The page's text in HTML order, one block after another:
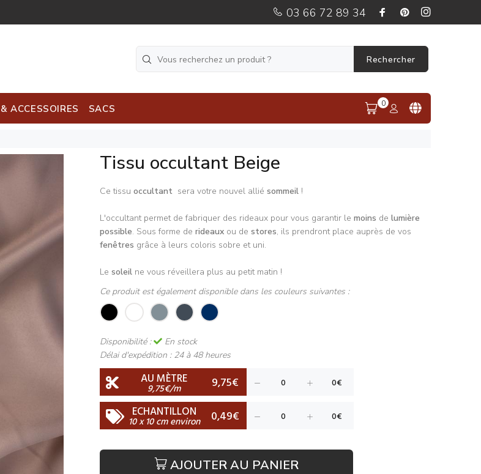
03 66 72 89 34
Rechercher
ACCESSOIRES SACS 0
Tissu occultant Beige
Ce tissu occultant sera votre nouvel allié sommeil !
L'occultant permet de fabriquer des rideaux pour vous garantir le moins de lumière
possible. Sous forme de rideaux ou de stores, ils prendront place auprès de vos
fenêtres grâce à leurs coloris sobre et uni.
Le soleil ne vous réveillera plus au petit matin !
Ce produit est également disponible dans les couleurs suivantes :
Disponibilité :
En stock
Délai d'expédition : 24 à 48 heures
AU MÈTRE
9,75€/m 9,75€
ECHANTILLON
10 x 10 cm environ 0,49€
AJOUTER AU PANIER